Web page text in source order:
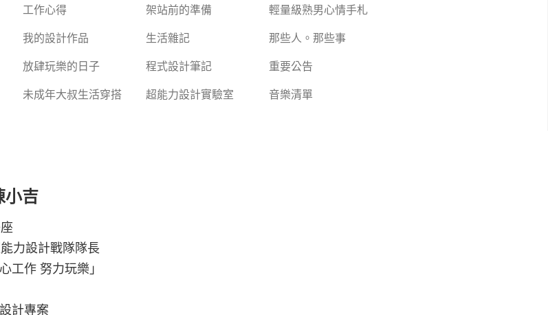
工作心得
我的設計作品
放肆玩樂的日子
未成年大叔生活穿搭
架站前的準備
生活雜記
程式設計筆記
超能力設計實驗室
輕量級熟男心情手札
那些人。那些事
重要公告
音樂清單
小吉
力設計戰隊隊長
工作 努力玩樂」
計專案